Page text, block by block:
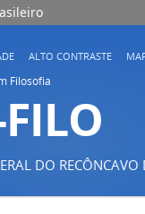
ALTO CONTRASTE
Filosofia
DO